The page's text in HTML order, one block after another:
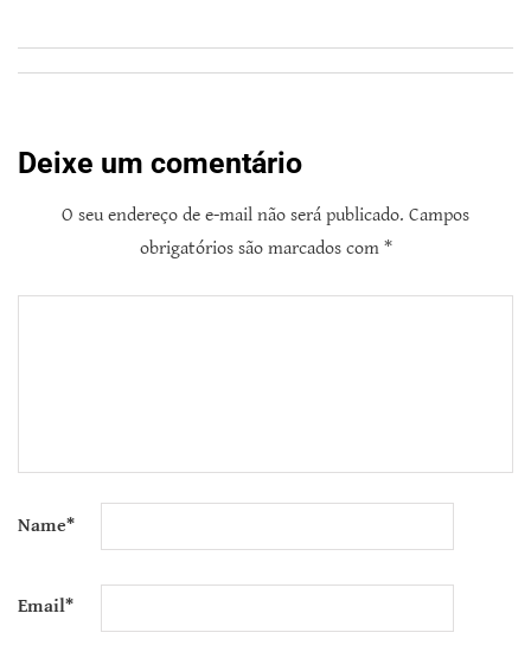
Deixe um comentário
O seu endereço de e-mail não será publicado. Campos
obrigatórios são marcados com *
Name*
Email*